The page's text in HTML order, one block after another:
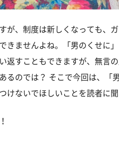
が、制度は新しくなっても、
きませんよね。「男のくせに
返すこともできますが、無言
るのでは？ そこで今回は、「
けないでほしいことを読者に聞